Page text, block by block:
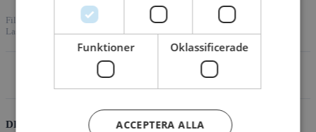
File Size 1,018.41 KBFile Count Create Date
29. september 2021
Last Updated
DESCRIPTION
Funktioner Oklassificerade
ACCEPTERA ALLA